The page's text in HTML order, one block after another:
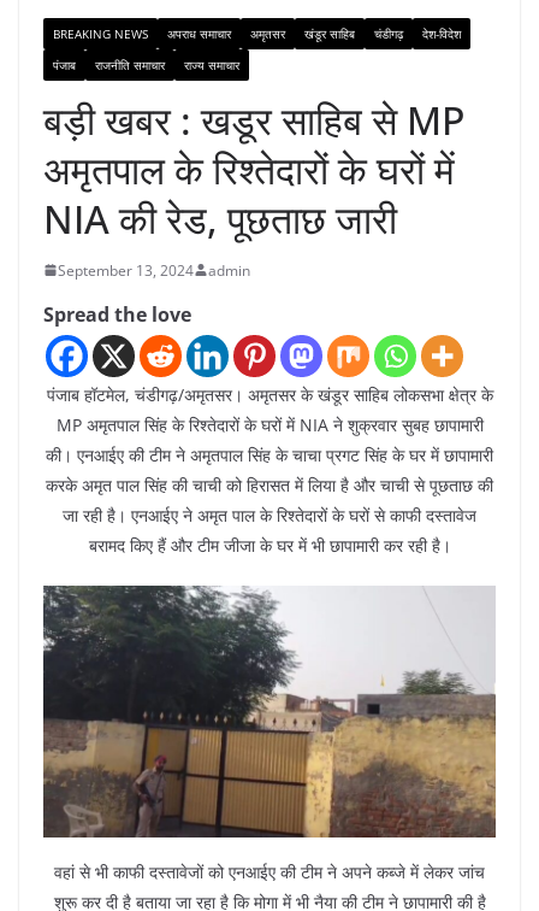
BREAKING NEWS अपराध समाचार अमृतसर खंडूर साहिब चंडीगढ़
देश-विदेश
पंजाब
राजनीति समाचार राज्य समाचार
बड़ी खबर : खडूर साहिब से MP
अमृतपाल के रिश्तेदारों के घरों में
NIA की रेड, पूछताछ जारी
September 13, 2024 admin
Spread the love
पंजाब हॉटमेल, चंडीगढ़/अमृतसर। अमृतसर के खंडूर साहिब लोकसभा क्षेत्र के
MP अमृतपाल सिंह के रिश्तेदारों के घरों में NIA ने शुक्रवार सुबह छापामारी
की। एनआईए की टीम ने अमृतपाल सिंह के चाचा प्रगट सिंह के घर में छापामारी
करके अमृत पाल सिंह की चाची को हिरासत में लिया है और चाची से पूछताछ की
जा रही है। एनआईए ने अमृत पाल के रिश्तेदारों के घरों से काफी दस्तावेज
बरामद किए हैं और टीम जीजा के घर में भी छापामारी कर रही है।
वहां से भी काफी दस्तावेजों को एनआईए की टीम ने अपने कब्जे में लेकर जांच
शुरू कर दी है बताया जा रहा है कि मोगा में भी नैया की टीम ने छापामारी की है